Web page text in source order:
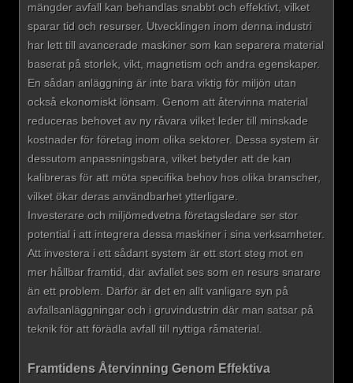
mängder avfall kan behandlas snabbt och effektivt, vilket
sparar tid och resurser. Utvecklingen inom denna industri
har lett till avancerade maskiner som kan separera material
baserat på storlek, vikt, magnetism och andra egenskaper.
En sådan anläggning är inte bara viktig för miljön utan
också ekonomiskt lönsam. Genom att återvinna material
reduceras behovet av ny råvara vilket leder till minskade
kostnader för företag inom olika sektorer. Dessa system är
dessutom anpassningsbara, vilket betyder att de kan
kalibreras för att möta specifika behov hos olika branscher,
vilket ökar deras användbarhet ytterligare.
Investerare och miljömedvetna företagsledare ser stor
potential i att integrera dessa maskiner i sina verksamheter.
Att investera i ett sådant system är ett stort steg mot en
mer hållbar framtid, där avfallet ses som en resurs snarare
än ett problem. Därför är det en allt vanligare syn på
avfallsanläggningar och i gruvindustrin där man satsar på
teknik för att förädla avfall till nyttiga råmaterial.
Framtidens Återvinning Genom Effektiva